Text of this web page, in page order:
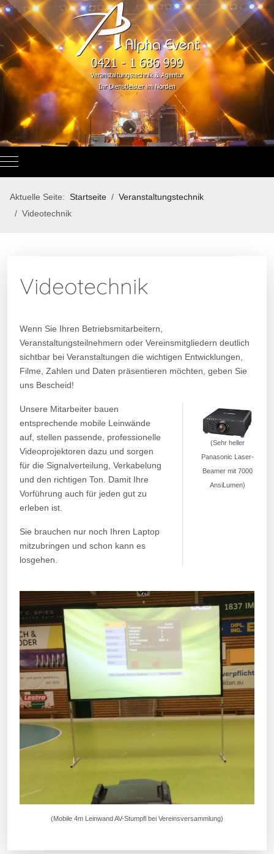
Mobile Menu Toggle
Aktuelle Seite: Startseite
Veranstaltungstechnik
Videotechnik
Videotechnik
Wenn Sie Ihren Betriebsmitarbeitern,
Veranstaltungsteilnehmern oder Vereinsmitgliedern deutlich
sichtbar bei Veranstaltungen die wichtigen Entwicklungen,
Filme, Zahlen und Daten präsentieren möchten, geben Sie
uns Bescheid!
Unsere Mitarbeiter bauen
entsprechende mobile Leinwände
auf, stellen passende, professionelle
Videoprojektoren dazu und sorgen
für die Signalverteilung, Verkabelung
und den richtigen Ton. Damit Ihre
Vorführung auch für jeden gut zu
erleben ist.
Sie brauchen nur noch Ihren Laptop
mitzubringen und schon kann es
losgehen.
(Sehr heller
Panasonic Laser-
Beamer mit 7000
AnsiLumen)
(Mobile 4m Leinwand AV-Stumpfl bei Vereinsversammlung)